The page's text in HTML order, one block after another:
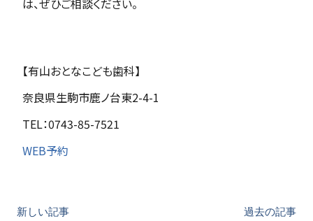
は、ぜひご相談ください。
【有山おとなこども歯科】
奈良県生駒市鹿ノ台東2-4-1
TEL：0743-85-7521
WEB予約
新しい記事 過去の記事